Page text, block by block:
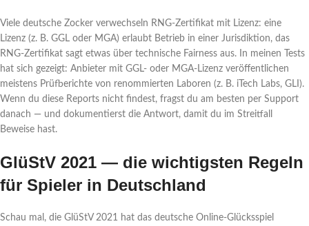
Viele deutsche Zocker verwechseln RNG-Zertifikat mit Lizenz: eine
Lizenz (z. B. GGL oder MGA) erlaubt Betrieb in einer Jurisdiktion, das
RNG-Zertifikat sagt etwas über technische Fairness aus. In meinen Tests
hat sich gezeigt: Anbieter mit GGL- oder MGA-Lizenz veröffentlichen
meistens Prüfberichte von renommierten Laboren (z. B. iTech Labs, GLI).
Wenn du diese Reports nicht findest, fragst du am besten per Support
danach — und dokumentierst die Antwort, damit du im Streitfall
Beweise hast.
GlüStV 2021 — die wichtigsten Regeln
für Spieler in Deutschland
Schau mal, die GlüStV 2021 hat das deutsche Online-Glücksspiel